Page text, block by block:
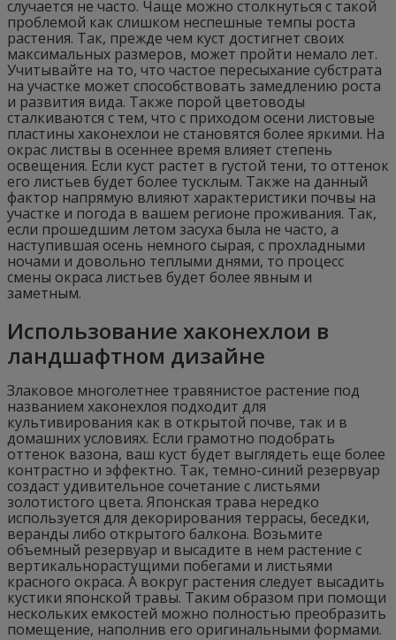
случается не часто. Чаще можно столкнуться с такой
проблемой как слишком неспешные темпы роста
растения. Так, прежде чем куст достигнет своих
максимальных размеров, может пройти немало лет.
Учитывайте на то, что частое пересыхание субстрата
на участке может способствовать замедлению роста
и развития вида. Также порой цветоводы
сталкиваются с тем, что с приходом осени листовые
пластины хаконехлои не становятся более яркими. На
окрас листвы в осеннее время влияет степень
освещения. Если куст растет в густой тени, то оттенок
его листьев будет более тусклым. Также на данный
фактор напрямую влияют характеристики почвы на
участке и погода в вашем регионе проживания. Так,
если прошедшим летом засуха была не часто, а
наступившая осень немного сырая, с прохладными
ночами и довольно теплыми днями, то процесс
смены окраса листьев будет более явным и
заметным.
Использование хаконехлои в
ландшафтном дизайне
Злаковое многолетнее травянистое растение под
названием хаконехлоя подходит для
культивирования как в открытой почве, так и в
домашних условиях. Если грамотно подобрать
оттенок вазона, ваш куст будет выглядеть еще более
контрастно и эффектно. Так, темно-синий резервуар
создаст удивительное сочетание с листьями
золотистого цвета. Японская трава нередко
используется для декорирования террасы, беседки,
веранды либо открытого балкона. Возьмите
объемный резервуар и высадите в нем растение с
вертикальнорастущими побегами и листьями
красного окраса. А вокруг растения следует высадить
кустики японской травы. Таким образом при помощи
нескольких емкостей можно полностью преобразить
помещение, наполнив его оригинальными формами.